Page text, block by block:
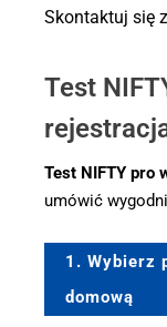
Skontaktuj się
Test
Test NIFTY pro
umówić
1. Wybierz
domową